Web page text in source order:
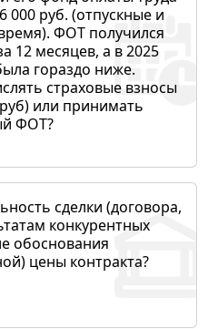
000 руб. (отпускные и
ФОТ получился
12 месяцев, а в 2025
гораздо ниже.
страховые взносы
или принимать
ФОТ?
сделки (договора,
конкурентных
обоснования
цены контракта?